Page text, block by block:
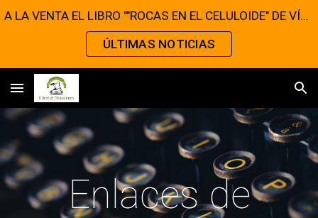
A LA VENTA EL LIBRO ""ROCAS EN EL CELULOIDE" DE VÍCTOR MATELLANO
ÚLTIMAS NOTICIAS
Enlaces de